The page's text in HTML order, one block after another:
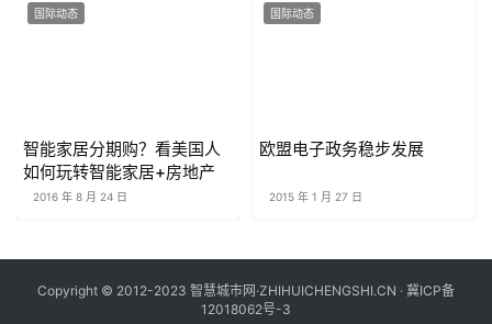
国际动态
智能家居分期购？看美国人
如何玩转智能家居+房地产
2016 年 8 月 24 日
国际动态
欧盟电子政务稳步发展
2015 年 1 月 27 日
Copyright © 2012-2023 智慧城市网·ZHIHUICHENGSHI.CN · 冀ICP备
12018062号-3